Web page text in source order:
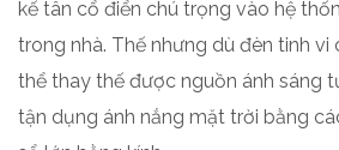
kế tân cổ điển chú trọng vào hệ
trong nhà. Thế nhưng dù đèn tinh vi
thể thay thế được nguồn ánh sáng
tận dụng ánh nắng mặt trời bằng